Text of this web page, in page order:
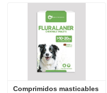
Comprimidos masticables